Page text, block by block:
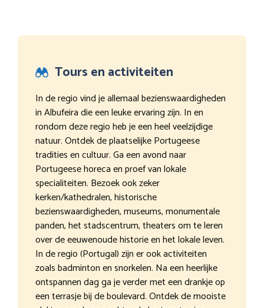
Tours en activiteiten
In de regio vind je allemaal bezienswaardigheden
in Albufeira die een leuke ervaring zijn. In en
rondom deze regio heb je een heel veelzijdige
natuur. Ontdek de plaatselijke Portugeese
tradities en cultuur. Ga een avond naar
Portugeese horeca en proef van lokale
specialiteiten. Bezoek ook zeker
kerken/kathedralen, historische
bezienswaardigheden, museums, monumentale
panden, het stadscentrum, theaters om te leren
over de eeuwenoude historie en het lokale leven.
In de regio (Portugal) zijn er ook activiteiten
zoals badminton en snorkelen. Na een heerlijke
ontspannen dag ga je verder met een drankje op
een terrasje bij de boulevard. Ontdek de mooiste